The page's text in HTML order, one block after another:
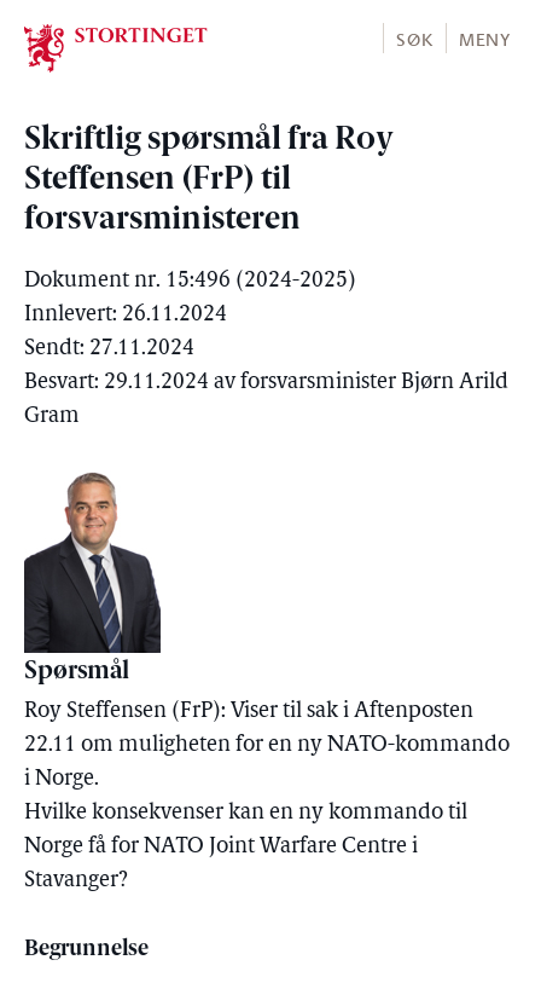
Stortinget.no
SØK MENY
Skriftlig spørsmål fra Roy
Steffensen (FrP) til
forsvarsministeren
Dokument nr. 15:496 (2024-2025)
Innlevert: 26.11.2024
Sendt: 27.11.2024
Besvart: 29.11.2024 av forsvarsminister Bjørn Arild
Gram
Spørsmål
Roy Steffensen (FrP): Viser til sak i Aftenposten
22.11 om muligheten for en ny NATO-kommando
i Norge.
Hvilke konsekvenser kan en ny kommando til
Norge få for NATO Joint Warfare Centre i
Stavanger?
Begrunnelse